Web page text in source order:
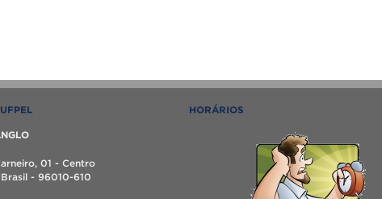
01 - Centro
- 96010-610
HORÁRIOS